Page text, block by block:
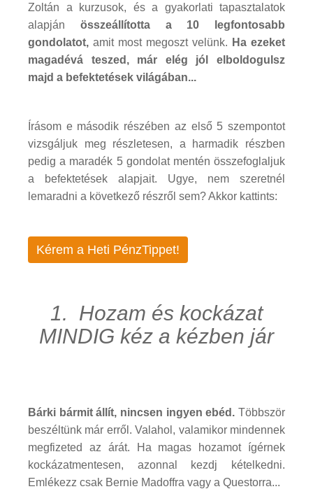
Zoltán a kurzusok, és a gyakorlati tapasztalatok
alapján összeállította a 10 legfontosabb
gondolatot, amit most megoszt velünk. Ha ezeket
magadévá teszed, már elég jól elboldogulsz
majd a befektetések világában...
Írásom e második részében az első 5 szempontot
vizsgáljuk meg részletesen, a harmadik részben
pedig a maradék 5 gondolat mentén összefoglaljuk
a befektetések alapjait. Ugye, nem szeretnél
lemaradni a következő részről sem? Akkor kattints:
Kérem a Heti PénzTippet!
1. Hozam és kockázat
MINDIG kéz a kézben jár
Bárki bármit állít, nincsen ingyen ebéd. Többször
beszéltünk már erről. Valahol, valamikor mindennek
megfizeted az árát. Ha magas hozamot ígérnek
kockázatmentesen, azonnal kezdj kételkedni.
Emlékezz csak Bernie Madoffra vagy a Questorra...